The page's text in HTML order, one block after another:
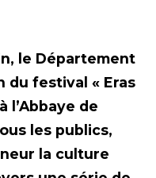
le Département
du festival « Eras
l’Abbaye de
les publics,
la culture